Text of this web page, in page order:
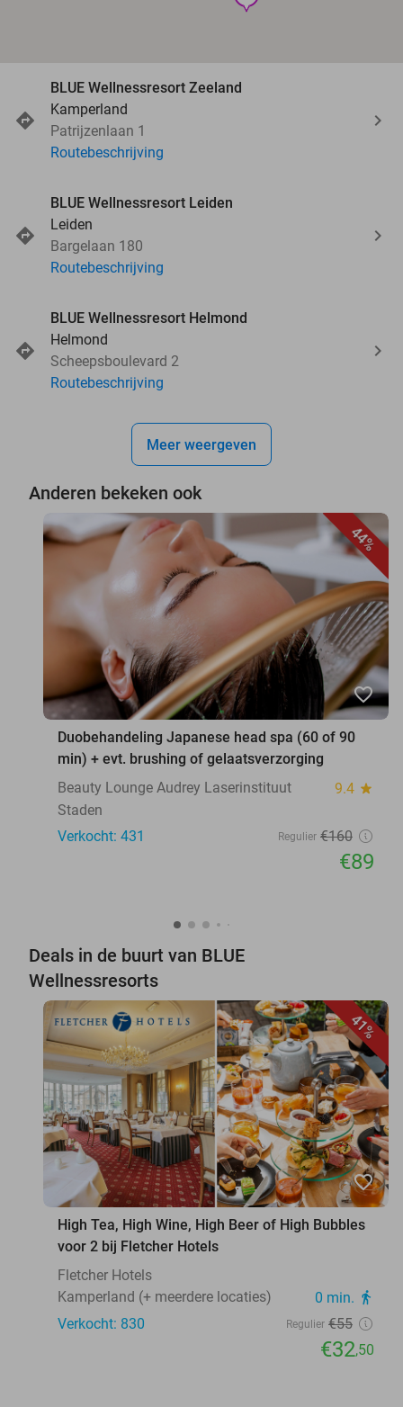
BLUE Wellnessresort Zeeland
Kamperland
Patrijzenlaan 1
Routebeschrijving
BLUE Wellnessresort Leiden
Leiden
Bargelaan 180
Routebeschrijving
BLUE Wellnessresort Helmond
Helmond
Scheepsboulevard 2
Routebeschrijving
Meer weergeven
Anderen bekeken ook
44%
favorite_border
Duobehandeling Japanese head spa (60 of 90
min) + evt. brushing of gelaatsverzorging
Beauty Lounge Audrey Laserinstituut
9.4 star
Staden
Verkocht: 431
Regulier €160
€89
Deals in de buurt van BLUE
Wellnessresorts
41%
favorite_border
High Tea, High Wine, High Beer of High Bubbles
voor 2 bij Fletcher Hotels
Fletcher Hotels
Kamperland (+ meerdere locaties)
0 min. directions_walk
Verkocht: 830 Regulier €55
€32,50